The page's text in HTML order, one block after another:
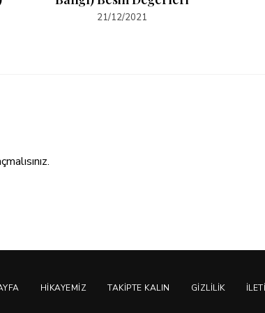
21/12/2021
.
HIKAYEMIZ TAKIPTE KALIN GIZLILIK